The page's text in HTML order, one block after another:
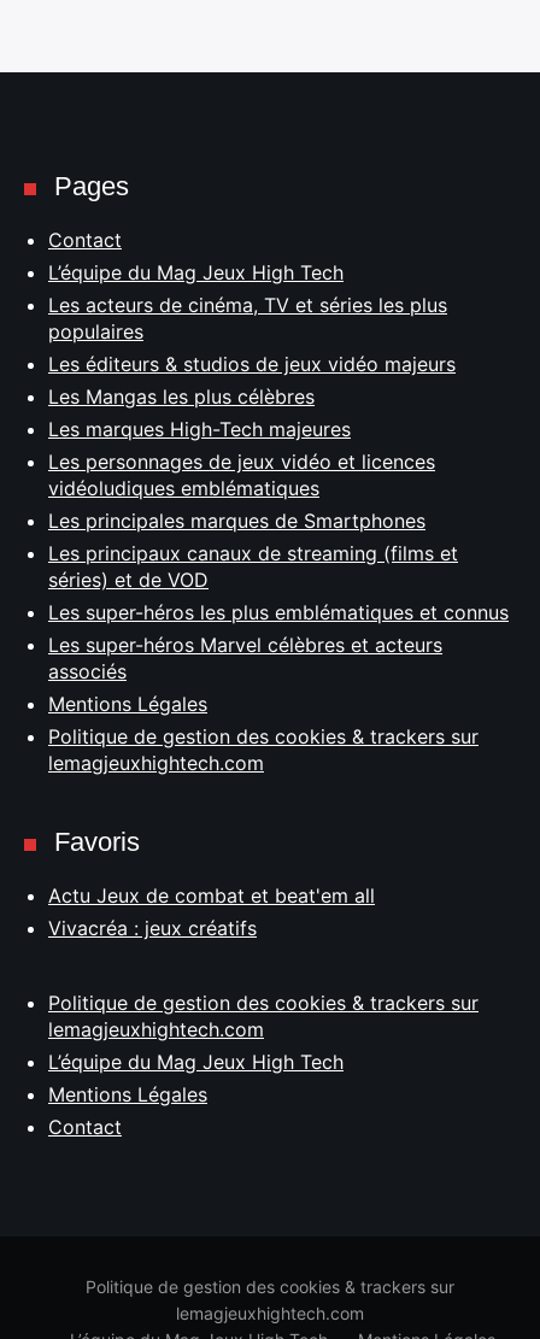
Pages
Contact
L’équipe du Mag Jeux High Tech
Les acteurs de cinéma, TV et séries les plus
populaires
Les éditeurs & studios de jeux vidéo majeurs
Les Mangas les plus célèbres
Les marques High-Tech majeures
Les personnages de jeux vidéo et licences
vidéoludiques emblématiques
Les principales marques de Smartphones
Les principaux canaux de streaming (films et
séries) et de VOD
Les super-héros les plus emblématiques et connus
Les super-héros Marvel célèbres et acteurs
associés
Mentions Légales
Politique de gestion des cookies & trackers sur
lemagjeuxhightech.com
Favoris
Actu Jeux de combat et beat'em all
Vivacréa : jeux créatifs
Politique de gestion des cookies & trackers sur
lemagjeuxhightech.com
L’équipe du Mag Jeux High Tech
Mentions Légales
Contact
Politique de gestion des cookies & trackers sur
lemagjeuxhightech.com